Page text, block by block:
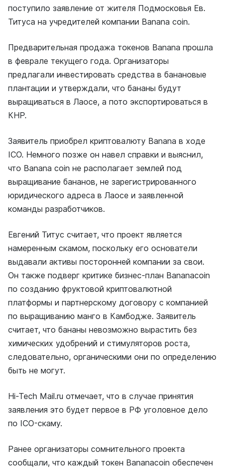
поступило заявление от жителя Подмосковья Ев.
Титуса на учредителей компании Banana coin.
Предварительная продажа токенов Banana прошла
в феврале текущего года. Организаторы
предлагали инвестировать средства в банановые
плантации и утверждали, что бананы будут
выращиваться в Лаосе, а пото экспортироваться в
КНР.
Заявитель приобрел криптовалюту Banana в ходе
ICO. Немного позже он навел справки и выяснил,
что Banana coin не располагает землей под
выращивание бананов, не зарегистрированного
юридического адреса в Лаосе и заявленной
команды разработчиков.
Евгений Титус считает, что проект является
намеренным скамом, поскольку его основатели
выдавали активы посторонней компании за свои.
Он также подверг критике бизнес-план Bananacoin
по созданию фруктовой криптовалютной
платформы и партнерскому договору с компанией
по выращиванию манго в Камбодже. Заявитель
считает, что бананы невозможно вырастить без
химических удобрений и стимуляторов роста,
следовательно, органическими они по определению
быть не могут.
Hi-Tech Mail.ru отмечает, что в случае принятия
заявления это будет первое в РФ уголовное дело
по ICO-скаму.
Ранее организаторы сомнительного проекта
сообщали, что каждый токен Bananacoin обеспечен